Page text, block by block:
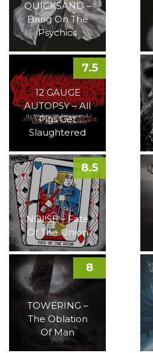
QUICKSAND –
Bring On The
Psychics
12 GAUGE
AUTOPSY – All
Pigs Get
Slaughtered
7.5
NOI!SE – Fate
Of The Union
8.5
TOWERING –
The Oblation
Of Man
8